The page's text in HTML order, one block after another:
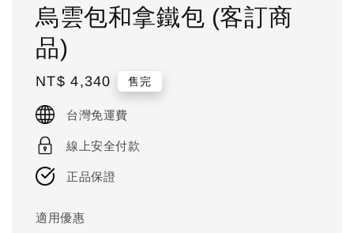
烏雲包和拿鐵包 (客訂商
品)
Regular
price
NT$ 4,340 售完
台灣免運費
線上安全付款
正品保證
適用優惠